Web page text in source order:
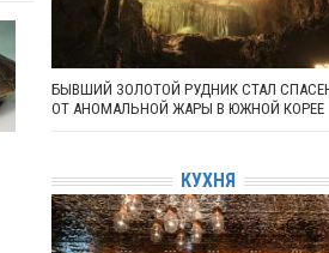
БЫВШИЙ ЗОЛОТОЙ РУДНИК СТАЛ
ОТ АНОМАЛЬНОЙ ЖАРЫ В ЮЖНОЙ КОРЕЕ
КУХНЯ